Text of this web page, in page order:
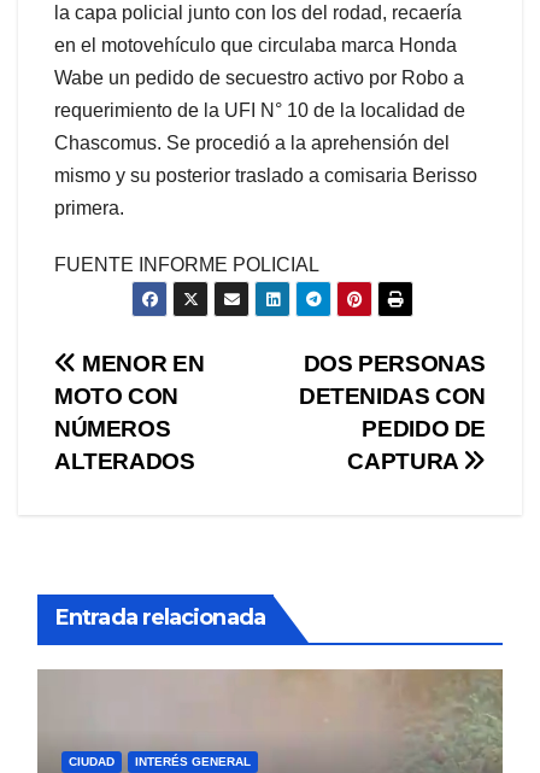
la capa policial junto con los del rodad, recaería
en el motovehículo que circulaba marca Honda
Wabe un pedido de secuestro activo por Robo a
requerimiento de la UFI N° 10 de la localidad de
Chascomus. Se procedió a la aprehensión del
mismo y su posterior traslado a comisaria Berisso
primera.
FUENTE INFORME POLICIAL
Navegación
de
entradas
DOS PERSONAS
DETENIDAS CON
PEDIDO DE
CAPTURA
MENOR EN
MOTO CON
NÚMEROS
ALTERADOS
Entrada relacionada
CIUDAD INTERÉS GENERAL